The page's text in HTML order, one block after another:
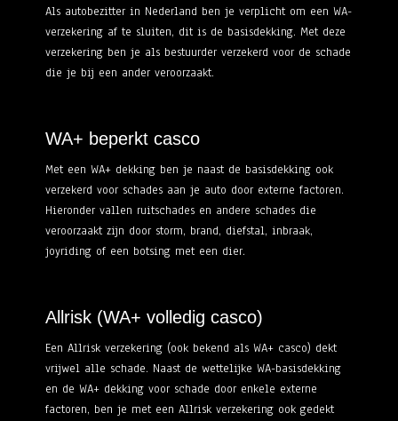
Als autobezitter in Nederland ben je verplicht om een WA-
verzekering af te sluiten, dit is de basisdekking. Met deze
verzekering ben je als bestuurder verzekerd voor de schade
die je bij een ander veroorzaakt.
WA+ beperkt casco
Met een WA+ dekking ben je naast de basisdekking ook
verzekerd voor schades aan je auto door externe factoren.
Hieronder vallen ruitschades en andere schades die
veroorzaakt zijn door storm, brand, diefstal, inbraak,
joyriding of een botsing met een dier.
Allrisk (WA+ volledig casco)
Een Allrisk verzekering (ook bekend als WA+ casco) dekt
vrijwel alle schade. Naast de wettelijke WA-basisdekking
en de WA+ dekking voor schade door enkele externe
factoren, ben je met een Allrisk verzekering ook gedekt